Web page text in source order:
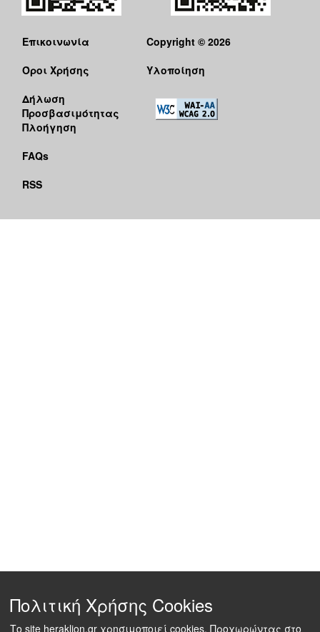
Επικοινωνία
Όροι Χρήσης
Δήλωση
Προσβασιμότητας
Πλοήγηση
FAQs
RSS
Copyright © 2026
Υλοποίηση
Πολιτική Χρήσης Cookies
Το site heraklion.gr χρησιμοποιεί cookies. Προχωρώντας στο